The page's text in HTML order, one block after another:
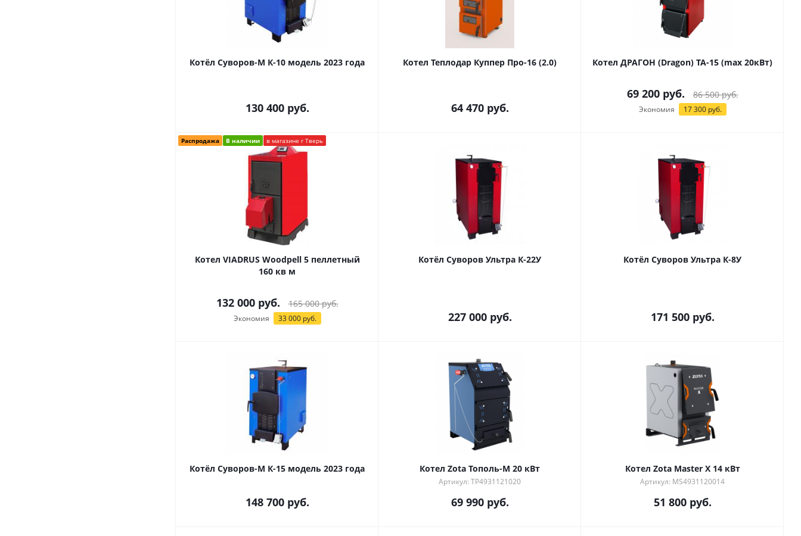
Котёл Суворов-М К-10 модель 2023 года
130 400руб.
Котел Теплодар Куппер Про-16 (2.0)
64 470руб.
Котел ДРАГОН (Dragon) TA-15 (max 20кВт)
69 200руб. 86 500руб.
Экономия 17 300руб.
Распродажа В наличии в магазине г Тверь
Котел VIADRUS Woodpell 5 пеллетный
160 кв м
132 000руб. 165 000руб.
Экономия 33 000руб.
Котёл Суворов Ультра К-22У
227 000руб.
Котёл Суворов Ультра К-8У
171 500руб.
Котёл Суворов-М К-15 модель 2023 года
148 700руб.
Котел Zota Тополь-М 20 кВт
Артикул: TP4931121020
69 990руб.
Котел Zota Master X 14 кВт
Артикул: MS4931120014
51 800руб.